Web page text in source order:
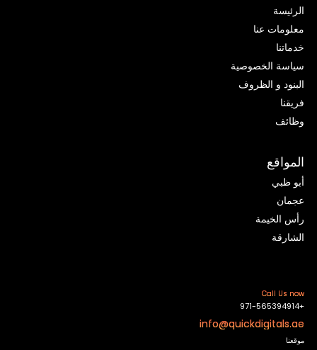
الرئيسة
معلومات عنا
خدماتنا
سياسة الخصوصية
البنود و الظروف
فريقنا
وظائف
المواقع
أبو ظبي
عجمان
رأس الخيمة
الشارقة
Call Us now
+971-565394914
info@quickdigitals.ae
موقعنا